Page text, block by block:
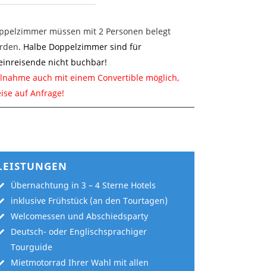
müssen mit 2 Personen belegt
. Halbe Doppelzimmer sind für
nicht buchbar!
auch mit einem Convertible möglich,
auf Anfrage!
Übernachtung in 3 – 4 Sterne Hotels
inklusive Frühstück (an den Tourtagen)
Welcomessen und Abschiedsparty
Deutsch- oder Englischsprachiger
Tourguide
Mietmotorrad Ihrer Wahl mit allen